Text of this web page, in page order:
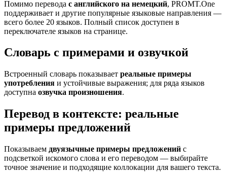
Помимо перевода с английского на немецкий, PROMT.One
поддерживает и другие популярные языковые направления —
всего более 20 языков. Полный список доступен в
переключателе языков на странице.
Словарь с примерами и озвучкой
Встроенный словарь показывает реальные примеры
употребления и устойчивые выражения; для ряда языков
доступна озвучка произношения.
Перевод в контексте: реальные
примеры предложений
Показываем двуязычные примеры предложений с
подсветкой искомого слова и его переводом — выбирайте
точное значение и подходящие коллокации для вашего текста.